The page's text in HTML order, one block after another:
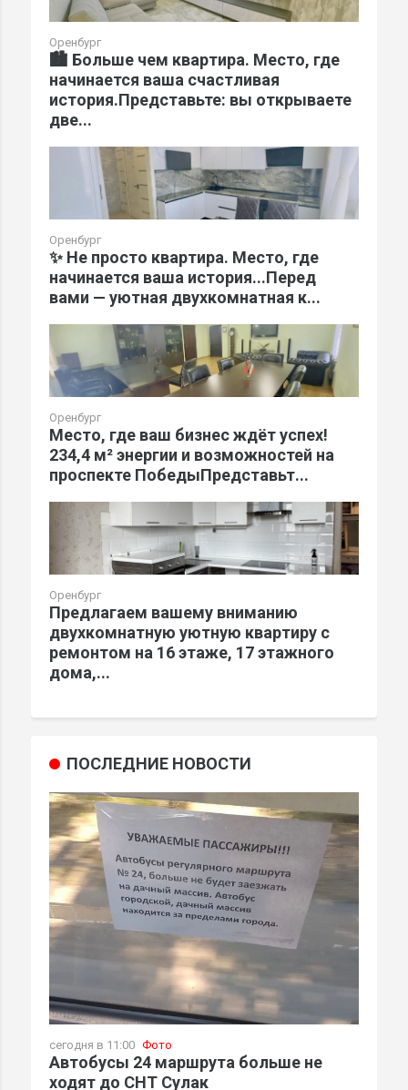
Оренбург
🏙️ Больше чем квартира. Место, где
начинается ваша счастливая
история.Представьте: вы открываете
две...
Оренбург
✨ Не просто квартира. Место, где
начинается ваша история...Перед
вами — уютная двухкомнатная к...
Оренбург
Место, где ваш бизнес ждёт успех!
234,4 м² энергии и возможностей на
проспекте ПобедыПредставьт...
Оренбург
Предлагаем вашему вниманию
двухкомнатную уютную квартиру с
ремонтом на 16 этаже, 17 этажного
дома,...
ПОСЛЕДНИЕ НОВОСТИ
сегодня в 11:00 Фото
Автобусы 24 маршрута больше не
ходят до СНТ Сулак